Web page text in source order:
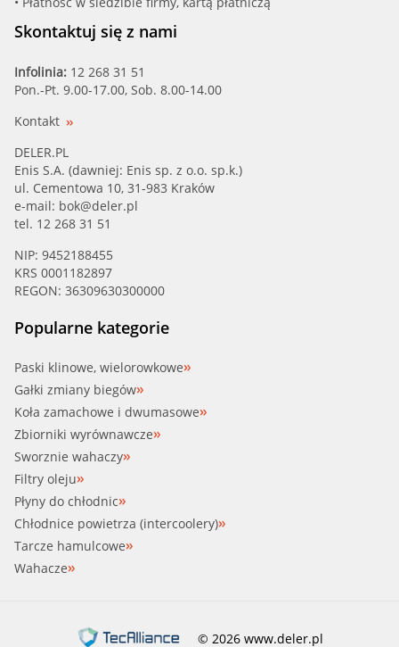
Skontaktuj się z nami
Infolinia: 12 268 31 51
Pon.-Pt. 9.00-17.00, Sob. 8.00-14.00
Kontakt
DELER.PL
Enis S.A. (dawniej: Enis sp. z o.o. sp.k.)
ul. Cementowa 10, 31-983 Kraków
e-mail: bok@deler.pl
tel. 12 268 31 51
NIP: 9452188455
KRS 0001182897
REGON: 36309630300000
Popularne kategorie
Paski klinowe, wielorowkowe
Gałki zmiany biegów
Koła zamachowe i dwumasowe
Zbiorniki wyrównawcze
Sworznie wahaczy
Filtry oleju
Płyny do chłodnic
Chłodnice powietrza (intercoolery)
Tarcze hamulcowe
Wahacze
© 2026 www.deler.pl